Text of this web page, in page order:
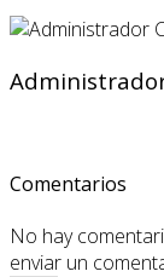
Administrador
Comentarios
No hay
enviar un